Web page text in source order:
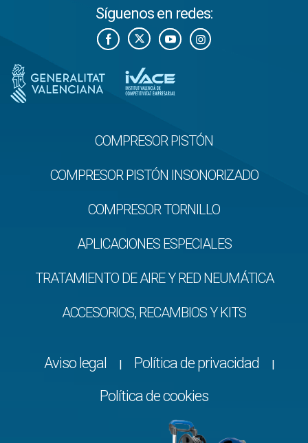
Síguenos en redes:
COMPRESOR PISTÓN
COMPRESOR PISTÓN INSONORIZADO
COMPRESOR TORNILLO
APLICACIONES ESPECIALES
TRATAMIENTO DE AIRE Y RED NEUMÁTICA
ACCESORIOS, RECAMBIOS Y KITS
Aviso legal Política de privacidad
Política de cookies